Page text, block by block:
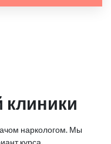
клиники
наркологом. Мы
курса.